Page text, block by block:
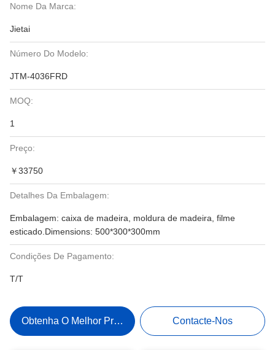
Nome Da Marca:
Jietai
Número Do Modelo:
JTM-4036FRD
MOQ:
1
Preço:
￥33750
Detalhes Da Embalagem:
Embalagem: caixa de madeira, moldura de madeira, filme
esticado.Dimensions: 500*300*300mm
Condições De Pagamento:
T/T
Obtenha O Melhor Preço Contacte-Nos